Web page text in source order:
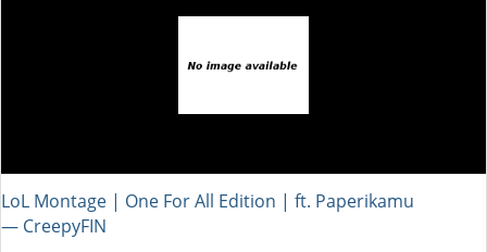
LoL Montage | One For All Edition | ft. Paperikamu
― CreepyFIN